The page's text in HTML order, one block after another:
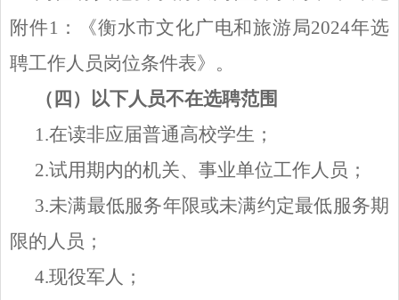
附件1：《衡水市文化广电和旅游局2024年选
聘工作人员岗位条件表》。
（四）以下人员不在选聘范围
1.在读非应届普通高校学生；
2.试用期内的机关、事业单位工作人员；
3.未满最低服务年限或未满约定最低服务期
限的人员；
4.现役军人；